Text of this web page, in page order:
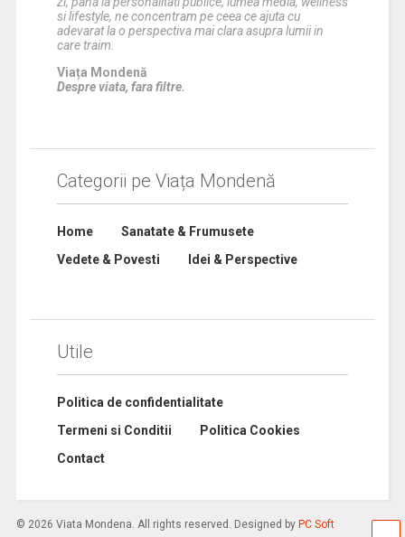
si lifestyle, ne concentram pe ceea ce ajuta cu
adevarat la o perspectiva mai clara asupra lumii in
care traim.
Viața Mondenă
Despre viata, fara filtre.
Categorii pe Viața Mondenă
Home
Sanatate & Frumusete
Vedete & Povesti
Idei & Perspective
Utile
Politica de confidentialitate
Termeni si Conditii
Politica Cookies
Contact
© 2026 Viata Mondena. All rights reserved. Designed by PC Soft